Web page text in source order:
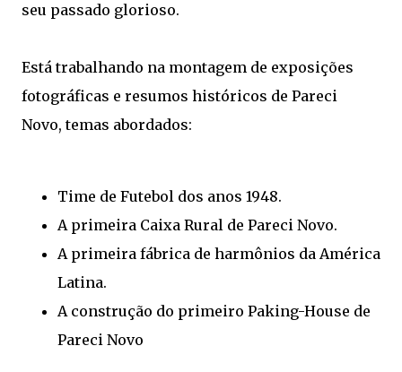
seu passado glorioso.
Está trabalhando na montagem de exposições
fotográficas e resumos históricos de Pareci
Novo, temas abordados:
Time de Futebol dos anos 1948.
A primeira Caixa Rural de Pareci Novo.
A primeira fábrica de harmônios da América
Latina.
A construção do primeiro Paking-House de
Pareci Novo